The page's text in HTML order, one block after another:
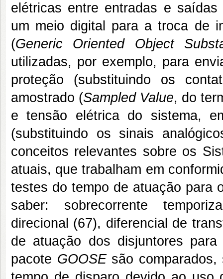
elétricas entre entradas e
um meio digital para a troca de
(Generic Oriented Object
utilizadas, por exemplo, para
proteção (substituindo os
amostrado (Sampled Value, do
e tensão elétrica do sistema,
(substituindo os sinais
conceitos relevantes sobre os
atuais, que trabalham em
testes do tempo de atuação para
saber: sobrecorrente
direcional (67), diferencial de
de atuação dos disjuntores
pacote GOOSEsão comparados,